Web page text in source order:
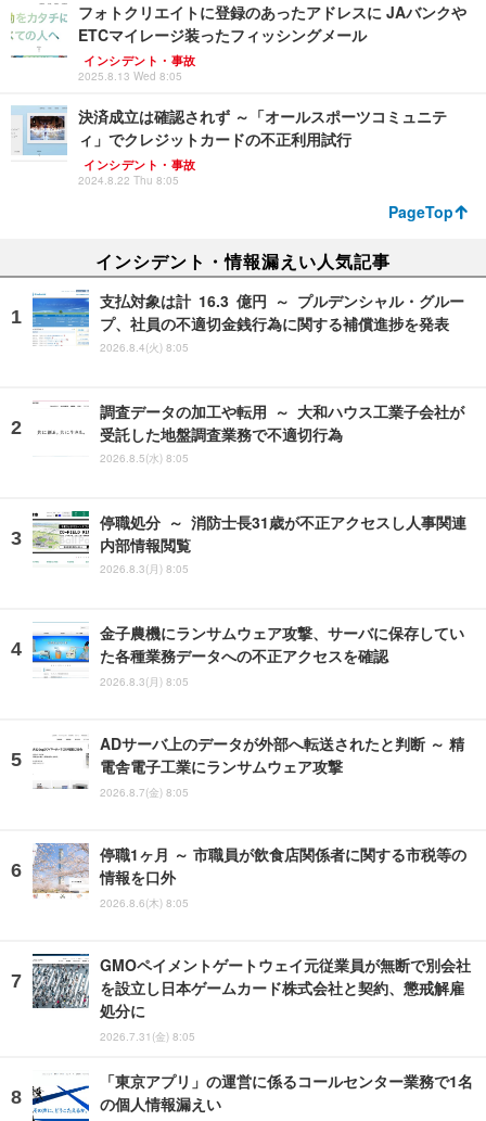
フォトクリエイトに登録のあったアドレスに JAバンクや
ETCマイレージ装ったフィッシングメール
インシデント・事故
2025.8.13 Wed 8:05
決済成立は確認されず ～「オールスポーツコミュニテ
ィ」でクレジットカードの不正利用試行
インシデント・事故
2024.8.22 Thu 8:05
PageTop
インシデント・情報漏えい人気記事
支払対象は計 16.3 億円 ～ プルデンシャル・グルー
プ、社員の不適切金銭行為に関する補償進捗を発表
2026.8.4(火) 8:05
調査データの加工や転用 ～ 大和ハウス工業子会社が
受託した地盤調査業務で不適切行為
2026.8.5(水) 8:05
停職処分 ～ 消防士長31歳が不正アクセスし人事関連
内部情報閲覧
2026.8.3(月) 8:05
金子農機にランサムウェア攻撃、サーバに保存してい
た各種業務データへの不正アクセスを確認
2026.8.3(月) 8:05
ADサーバ上のデータが外部へ転送されたと判断 ～ 精
電舎電子工業にランサムウェア攻撃
2026.8.7(金) 8:05
停職1ヶ月 ～ 市職員が飲食店関係者に関する市税等の
情報を口外
2026.8.6(木) 8:05
GMOペイメントゲートウェイ元従業員が無断で別会社
を設立し日本ゲームカード株式会社と契約、懲戒解雇
処分に
2026.7.31(金) 8:05
「東京アプリ」の運営に係るコールセンター業務で1名
の個人情報漏えい